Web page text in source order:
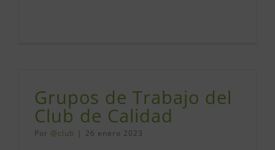
Grupos de Trabajo del
Club de Calidad
Por @club | 26 enero 2023